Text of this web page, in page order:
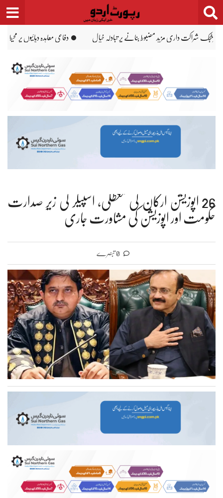
Skip
to
content
اسٹرٹیجک تعلقات کا نتیجہ، سعودی سفارتخانہ امریکا ٹرمپ سے منسلک تیل کمپنی کی
26 اپوزیشن ارکان کی معطلی، اسپیکر کی زیرِ صدارت
حکومت اور اپوزیشن کی مشاورت جاری
0 تبصرے